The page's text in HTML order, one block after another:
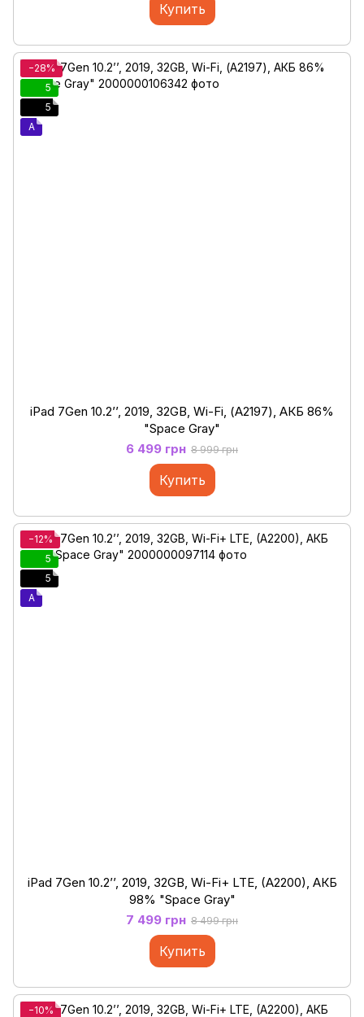
Купить
−28%
5
5
A
iPad 7Gen 10.2’’, 2019, 32GB, Wi-Fi, (А2197), АКБ 86%
"Space Gray"
6 499 грн 8 999 грн
Купить
−12%
5
5
A
iPad 7Gen 10.2’’, 2019, 32GB, Wi-Fi+ LTE, (A2200), АКБ
98% "Space Gray"
7 499 грн 8 499 грн
Купить
−10%